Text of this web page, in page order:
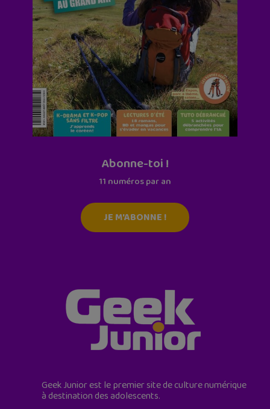
Abonne-toi !
11 numéros par an
JE M'ABONNE !
Geek Junior est le premier site de culture numérique
à destination des adolescents.